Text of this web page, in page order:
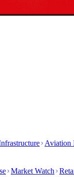
Aviation
Market Watch